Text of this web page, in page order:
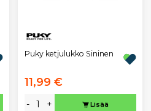
Puky ketjulukko Sininen
11,99 €
- + Lisää